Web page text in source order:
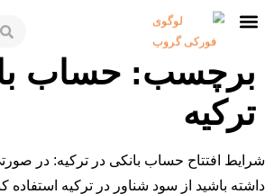
برچسب: حساب
ترکیه
شرایط افتتاح حساب بانکی در ترکیه: در
داشته باشید از سود شناور در ترکیه استفاده